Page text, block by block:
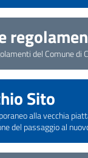
del Comune di
Sito
alla vecchia
del passaggio al